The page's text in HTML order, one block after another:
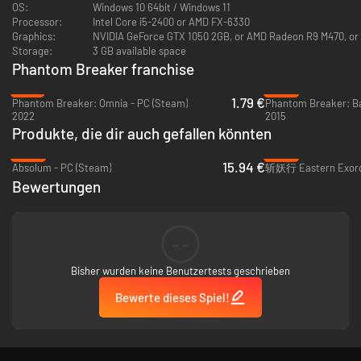
freizuschalten, wodurch das Gameplay um ein Entwicklungselement
erweitert wird.
Erreiche höhere Stufen deiner Charaktere und Fähigkeiten, rette Nagi
und kehre in deine Welt zurück!
OPTIMIERTES GAMEPLAY
Das Spiel wurde in Unreal Engine 5 komplett neu aufgebaut, was
geschmeidigeres Gameplay, herausstechendere Spezialangriffe und ein
verbessertes Onlineerlebnis ermöglicht.
ONLINE-KOOP UND VS-MODI
SPIELE ALS GEGNER
Übernimm die Rolle mächtiger Gegenspieler aus dem Universum von
OS:
Windows 10 64bit / Windows 11
Processor:
Intel Core i5-2400 or AMD FX-6330
Graphics:
NVIDIA GeForce GTX 1050 2GB, or AMD Radeon R9 M470,
Storage:
3 GB available space
Phantom Breaker franchise
Phantom Breaker: Omnia - PC (Steam)
2022
1.79 €Phantom Breaker:
2015
Produkte, die dir auch gefallen könnten
Absolum - PC (Steam)
15.94 €斩妖行 Eastern
Bewertungen
Bisher wurden keine Benutzertests geschrieben
Bewerte dieses Spiel!